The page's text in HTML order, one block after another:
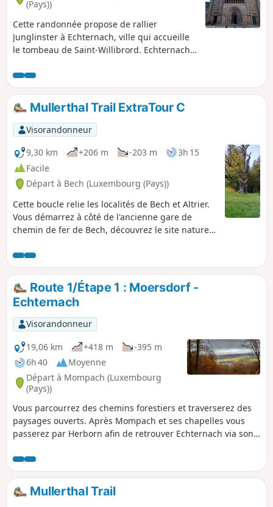
(Pays))
Cette randonnée propose de rallier
Junglinster à Echternach, ville qui accueille
le tombeau de Saint-Willibrord. Echternach
dansante inscrite au patrimoine culturel
immatériel par l'Unesco en 2010 et qui a lieu
le mardi de Pentecôte. La marche à travers
bois fait découvrir les impressionnants grès
du Luxembourg aux alentours de Consdorf,
lieux envoûtants et mystérieux. On peut
imaginer que Willibrord a emprunté cette
voie en son temps.
Mullerthal Trail ExtraTour C
Visorandonneur
9,30 km
+206 m -203 m
3h 15
Facile
Départ à Bech (Luxembourg (Pays))
Cette boucle relie les localités de Bech et Altrier.
Vous démarrez à côté de l'ancienne gare de
chemin de fer de Bech, découvrez le site naturel
1000 ans) et terminez par le Tunnel de Bech
d'une longueur de 300m. La partie entre Altrier
et Bech offre de très belles vues sur la vallée.
Route 1/Étape 1 : Moersdorf -
Echternach
Visorandonneur
19,06 km
+418 m
-395 m
6h 40
Moyenne
Départ à Mompach (Luxembourg
(Pays))
Vous parcourrez des chemins forestiers et traverserez des
paysages ouverts. Après Mompach et ses chapelles vous
passerez par Herborn afin de retrouver Echternach via son
Mullerthal Trail